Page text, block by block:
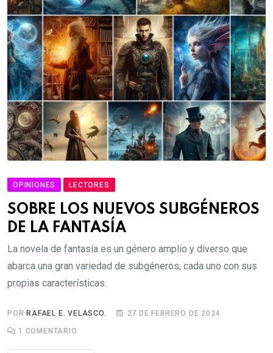
OPINIONES LECTORES
SOBRE LOS NUEVOS SUBGÉNEROS
DE LA FANTASÍA
La novela de fantasía es un género amplio y diverso que
abarca una gran variedad de subgéneros, cada uno con sus
propias características.
POR RAFAEL E. VELASCO. 27 DE FEBRERO DE 2024
1 COMENTARIO